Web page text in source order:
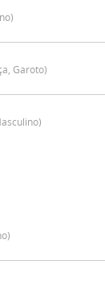
Garoto)